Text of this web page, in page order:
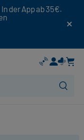
der App ab 35€.